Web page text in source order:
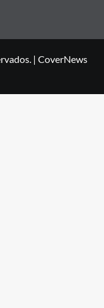
| CoverNews